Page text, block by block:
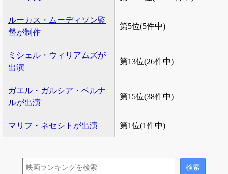
ルーカス・ムーディソン監
督が制作
第5位(5件中)
ミシェル・ウィリアムズが
出演
第13位(26件中)
ガエル・ガルシア・ベルナ
ルが出演
第15位(38件中)
マリフ・ネセシトが出演 第1位(1件中)